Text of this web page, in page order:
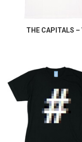
THE CAPITALS –